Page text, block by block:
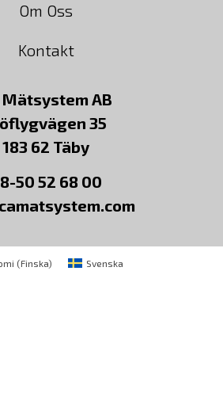
Om Oss
Kontakt
Mätsystem AB
35
183 62 Täby
50 52 68 00
(Finska) Svenska